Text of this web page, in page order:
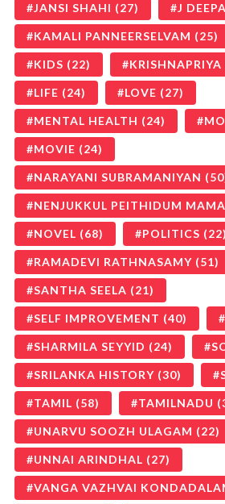
JANSI SHAHI (27) J
KAMALI PANNEERSELVAM (25)
KIDS (22) KRISHNAPRIYA
LIFE (24) LOVE (27)
MENTAL HEALTH (24)
MOVIE (24)
NARAYANI SUBRAMANIYAN
NENJUKKUL PEITHIDUM
NOVEL (68) POLITICS (22)
RAMADEVI RATHNASAMY (51)
SANTHA SEELA (21)
SELF IMPROVEMENT (40)
SHARMILA SEYYID (24)
SRILANKA HISTORY (30)
TAMIL (58) TAMILNADU
UNARVU SOOZH ULAGAM (22)
UNNAI ARINDHAL (27)
VANGA VAZHVAI